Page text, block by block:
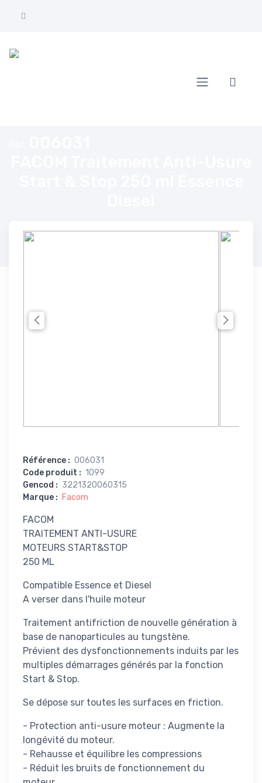
Référence : 006031
Code produit : 1099
Gencod : 3221320060315
Marque : Facom
FACOM
TRAITEMENT ANTI-USURE
MOTEURS START&STOP
250 ML
Compatible Essence et Diesel
A verser dans l'huile moteur
Traitement antifriction de nouvelle génération à
base de nanoparticules au tungstène.
Prévient des dysfonctionnements induits par les
multiples démarrages générés par la fonction
Start & Stop.
Se dépose sur toutes les surfaces en friction.
- Protection anti-usure moteur : Augmente la
longévité du moteur.
- Rehausse et équilibre les compressions
- Réduit les bruits de fonctionnement du